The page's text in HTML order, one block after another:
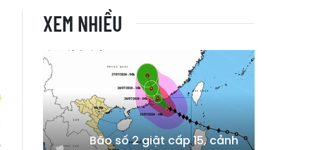
XEM NHIỀU
Bão số 2 giật cấp 15, cảnh